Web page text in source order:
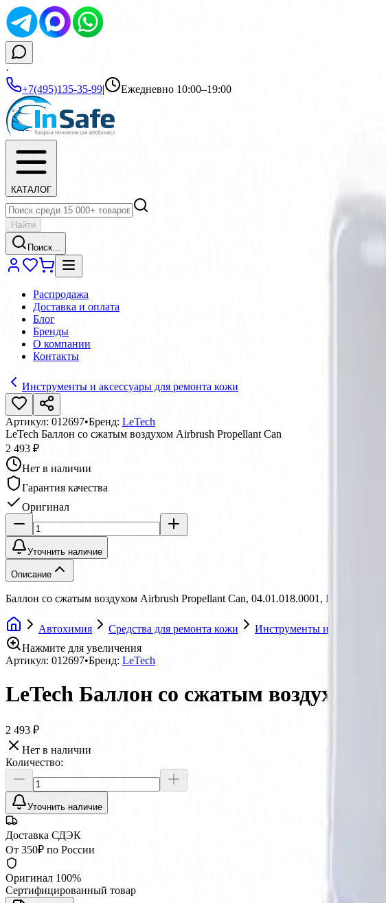
·
+7(495)135-35-99| Ежедневно 10:00–19:00
КАТАЛОГ
Найти
Поиск...
Распродажа
Доставка и оплата
Блог
Бренды
О компании
Контакты
Инструменты и аксессуары для ремонта кожи
Артикул: 012697•Бренд: LeTech
LeTech Баллон со сжатым воздухом Airbrush Propellant Can
2 493 ₽
Нет в наличии
Гарантия качества
Оригинал
Уточнить наличие
Описание
Баллон со сжатым воздухом Airbrush Propellant Can, 04.01.018.0001, LeTech
Автохимия Средства для ремонта кожи Инструменты и аксессуары
Нажмите для увеличения
Артикул: 012697•Бренд: LeTech
LeTech Баллон со сжатым воздухом
2 493 ₽
Нет в наличии
Количество:
Уточнить наличие
Доставка СДЭК
От 350₽ по России
Оригинал 100%
Сертифицированный товар